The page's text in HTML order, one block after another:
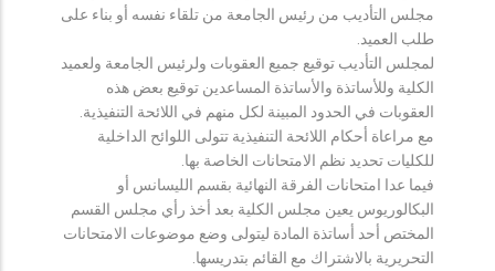
مجلس التأديب من رئيس الجامعة من تلقاء نفسه أو بناء على
طلب العميد.
لمجلس التأديب توقيع جميع العقوبات ولرئيس الجامعة ولعميد
الكلية وللأساتذة والأساتذة المساعدين توقيع بعض هذه
العقوبات في الحدود المبينة لكل منهم في اللائحة التنفيذية.
مع مراعاة أحكام اللائحة التنفيذية تتولى اللوائح الداخلية
للكليات تحديد نظم الامتحانات الخاصة بها.
فيما عدا امتحانات الفرقة النهائية بقسم الليسانس أو
البكالوريوس يعين مجلس الكلية بعد أخذ رأي مجلس القسم
المختص أحد أساتذة المادة ليتولى وضع موضوعات الامتحانات
التحريرية بالاشتراك مع القائم بتدريسها.